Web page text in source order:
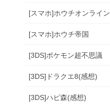
[スマホ]ホウチオンライン
[スマホ]ホウチ帝国
[3DS]ポケモン超不思議
[3DS]ドラクエ8(感想)
[3DS]ハピ森(感想)